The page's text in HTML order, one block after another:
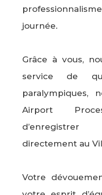
journée.
Grâce à vous,
service de
paralympiques,
Airport
directement au
Votre